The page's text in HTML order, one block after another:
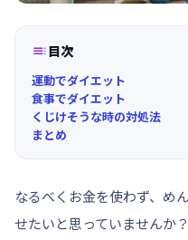
目次
運動でダイエット
食事でダイエット
くじけそうな時の対処法
まとめ
なるべくお金を使わず、め
せたいと思っていませんか？